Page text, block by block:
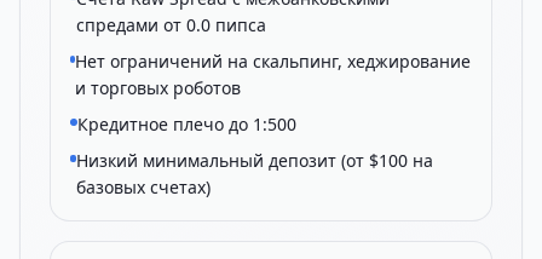
спредами от 0.0 пипса
Нет ограничений на скальпинг, хеджирование
и торговых роботов
Кредитное плечо до 1:500
Низкий минимальный депозит (от $100 на
базовых счетах)